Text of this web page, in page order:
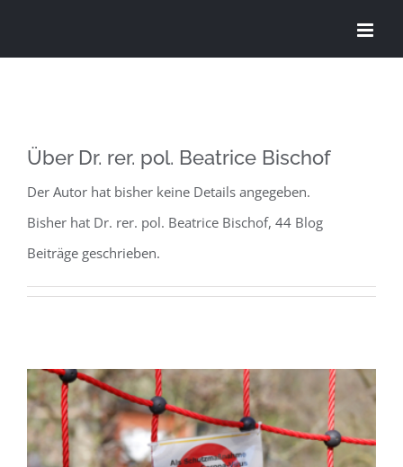
Über Dr. rer. pol. Beatrice Bischof
Der Autor hat bisher keine Details angegeben.
Bisher hat Dr. rer. pol. Beatrice Bischof, 44 Blog
Beiträge geschrieben.